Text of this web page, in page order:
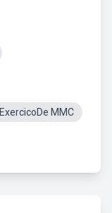
ExercicoDe MMC